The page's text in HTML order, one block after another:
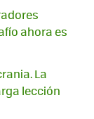
ahora es
La
lección